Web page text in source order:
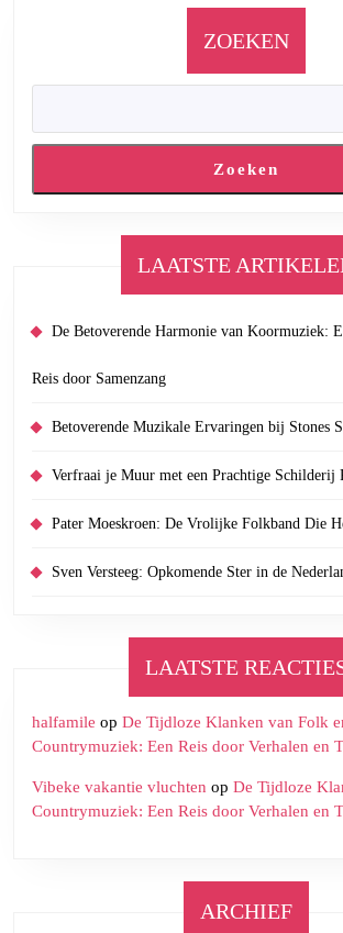
ZOEKEN
Zoeken
LAATSTE
De Betoverende Harmonie van Koormuziek:
Reis door Samenzang
Betoverende Muzikale Ervaringen bij Stones
Verfraai je Muur met een Prachtige Schilderij
Pater Moeskroen: De Vrolijke Folkband Die
Sven Versteeg: Opkomende Ster in de
LAATSTE
halfamile op De Tijdloze Klanken van Folk
Countrymuziek: Een Reis door Verhalen en
Vibeke vakantie vluchten op De Tijdloze
Countrymuziek: Een Reis door Verhalen en
ARCHIEF